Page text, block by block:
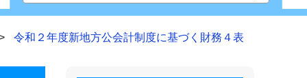
令和２年度新地方公会計制度に基づく財務４表